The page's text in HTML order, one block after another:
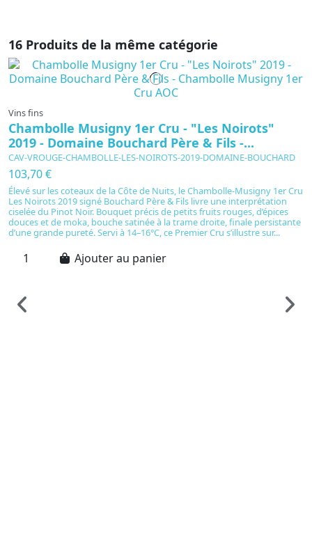
16 Produits de la même catégorie
Vins fins
Chambolle Musigny 1er Cru - "Les Noirots"
2019 - Domaine Bouchard Père & Fils -...
CAV-VROUGE-CHAMBOLLE-LES-NOIROTS-2019-DOMAINE-BOUCHARD
103,70 €
Élevé sur les coteaux de la Côte de Nuits, le Chambolle-Musigny 1er Cru
Les Noirots 2019 signé Bouchard Père & Fils livre une interprétation
ciselée du Pinot Noir. Bouquet précis de petits fruits rouges, d’épices
douces et de moka, bouche satinée à la trame droite, finale persistante
d’une grande pureté. Servi à 14–16°C, ce Premier Cru s’illustre sur...
Ajouter au panier